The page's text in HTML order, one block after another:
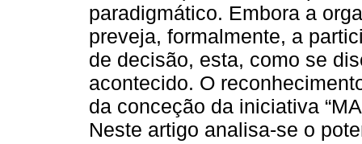
paradigmático. Embora a
preveja, formalmente, a
de decisão, esta, como se
acontecido. O
da conceção da iniciativa
Neste artigo analisa-se o